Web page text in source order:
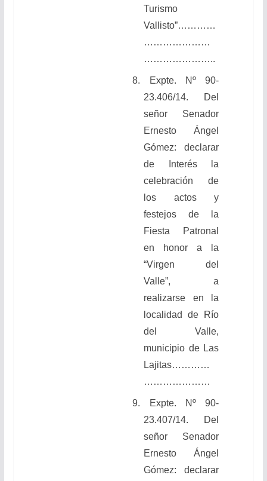
Turismo
Vallisto”…………
…………………
…………………..
8. Expte. Nº 90-
23.406/14. Del
señor Senador
Ernesto Ángel
Gómez: declarar
de Interés la
celebración de
los actos y
festejos de la
Fiesta Patronal
en honor a la
“Virgen del
Valle”, a
realizarse en la
localidad de Río
del Valle,
municipio de Las
Lajitas…………
…………………
9. Expte. Nº 90-
23.407/14. Del
señor Senador
Ernesto Ángel
Gómez: declarar